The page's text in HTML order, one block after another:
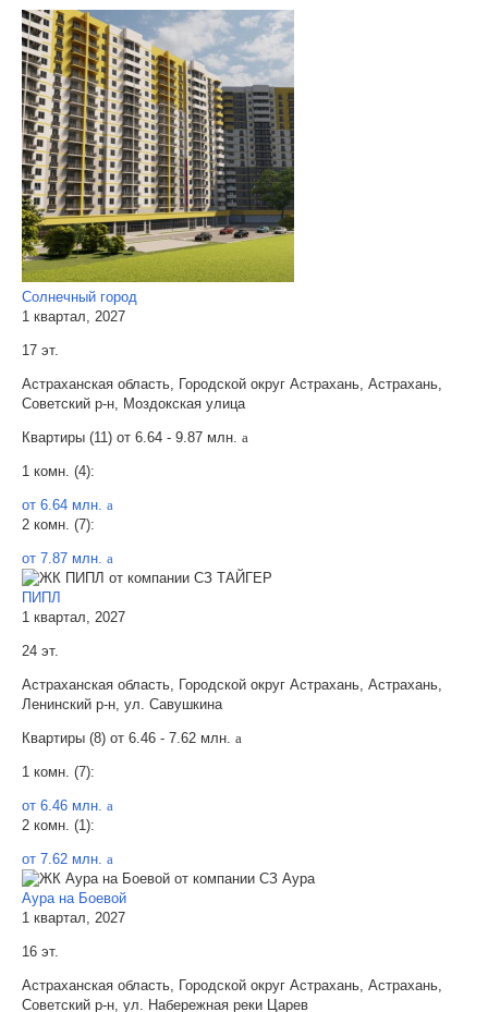
Солнечный город
1 квартал, 2027
17 эт.
Астраханская область, Городской округ Астрахань, Астрахань,
Советский р-н, Моздокская улица
Квартиры (11) от 6.64 - 9.87 млн. a
1 комн. (4):
от 6.64 млн. a
2 комн. (7):
от 7.87 млн. a
ПИПЛ
1 квартал, 2027
24 эт.
Астраханская область, Городской округ Астрахань, Астрахань,
Ленинский р-н, ул. Савушкина
Квартиры (8) от 6.46 - 7.62 млн. a
1 комн. (7):
от 6.46 млн. a
2 комн. (1):
от 7.62 млн. a
Аура на Боевой
1 квартал, 2027
16 эт.
Астраханская область, Городской округ Астрахань, Астрахань,
Советский р-н, ул. Набережная реки Царев